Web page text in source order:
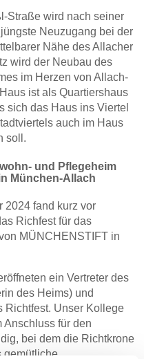
Straße wird nach seiner
Neuzugang bei der
Nähe des Allacher
wird der Neubau des
im Herzen von Allach-
ist als Quartiershaus
sich das Haus ins Viertel
auch im Haus
soll.
und Pflegeheim
München-Allach
2024 fand kurz vor
Richfest für das
MÜNCHENSTIFT in
ein Vertreter des
des Heims) und
Richtfest. Unser Kollege
Anschluss für den
bei dem die Richtkrone
gemütliche